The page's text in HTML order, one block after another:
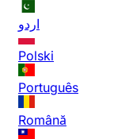
اردو
Polski
Português
Română